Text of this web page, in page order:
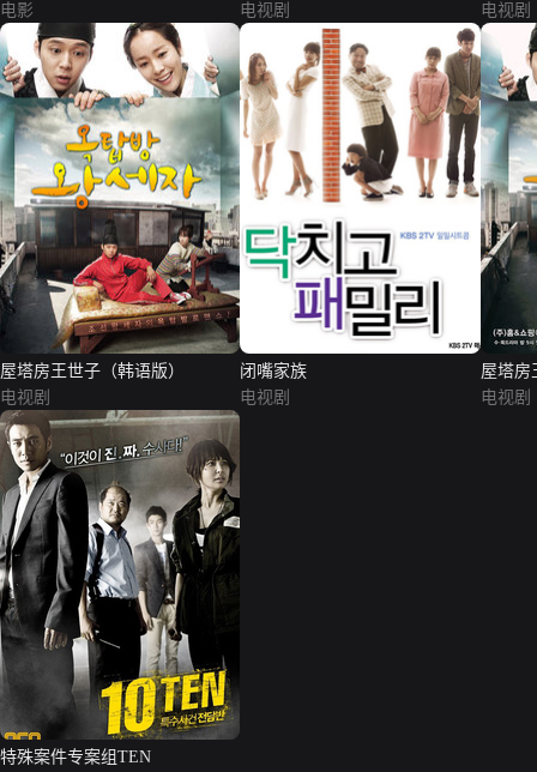
电影
电视剧
电视剧
屋塔房王世子（韩语版）
电视剧
闭嘴家族
电视剧
屋塔房
电视剧
特殊案件专案组TEN